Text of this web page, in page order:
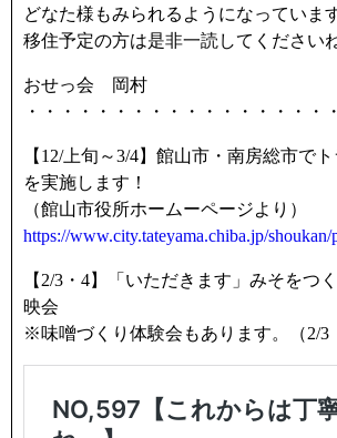
どなた様もみられるようになっていま
移住予定の方は是非一読してくださいね
おせっ会 岡村
・・・・・・・・・・・・・・・・・
【12/上旬～3/4】館山市・南房総市で
を実施します！
（館山市役所ホームーページより）
https://www.city.tateyama.chiba.jp/shoukan/
【2/3・4】「いただきます」みそをつ
映会
※味噌づくり体験会もあります。（2/3